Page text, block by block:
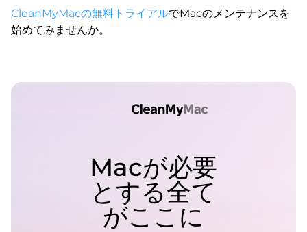
CleanMyMacの無料トライアルでMacのメンテナンスを
始めてみませんか。
Macが必要
とする全て
がここに